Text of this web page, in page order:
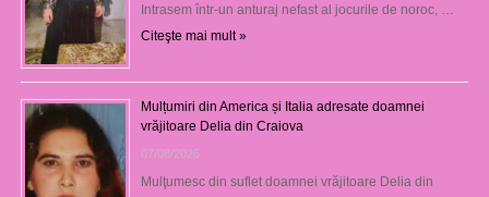
Intrasem într-un anturaj nefast al jocurile de noroc, …
Citeşte mai mult »
Mulțumiri din America și Italia adresate doamnei
vrăjitoare Delia din Craiova
07/08/2026
Mulţumesc din suflet doamnei vrăjitoare Delia din